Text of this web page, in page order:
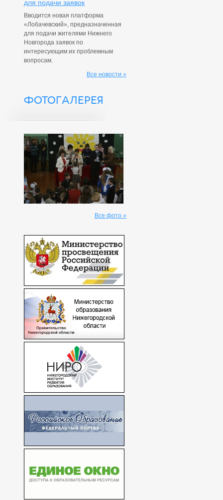
для подачи заявок
Вводится новая платформа
«Лобачевский», предназначенная
для подачи жителями Нижнего
Новгорода заявок по
интересующим их проблемным
вопросам.
Все новости »
ФОТОГАЛЕРЕЯ
Все фото »